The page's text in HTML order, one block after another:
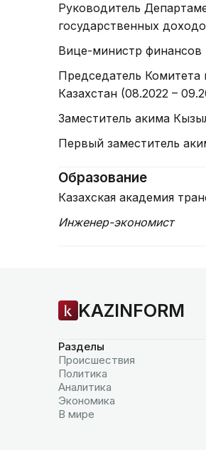
Руководитель
государственных
Вице-министр финансов
Председатель
Казахстан (08.2022 –
Заместитель акима
Первый заместитель
Образование
Казахская академия
Инженер-экономист
KAZINFORM
Разделы
Происшествия
Политика
Аналитика
Экономика
В мире